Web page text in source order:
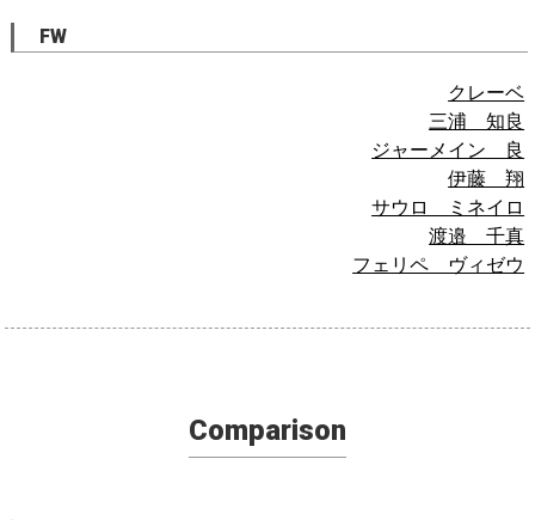
FW
クレーベ
三浦 知良
ジャーメイン 良
伊藤 翔
サウロ ミネイロ
渡邉 千真
フェリペ ヴィゼウ
Comparison